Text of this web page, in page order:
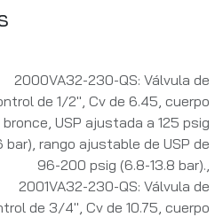
2000VA32-230-QS: Válvula de
de 1/2", Cv de 6.45, cuerpo
bronce, USP ajustada a 125 psig
bar), rango ajustable de USP de
96-200 psig (6.8-13.8 bar).
2001VA32-230-QS: Válvula de
de 3/4", Cv de 10.75, cuerpo